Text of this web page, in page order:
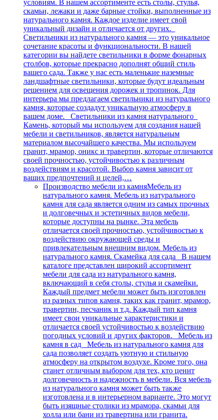
условиям. В нашем ассортименте есть столы, стулья,
скамьи, лежаки и даже барные стойки, выполненные из
натурального камня. Каждое изделие имеет свой
уникальный дизайн и отличается от других.
Светильники из натурального камня — это уникальное
сочетание красоты и функциональности. В нашей
категории вы найдете светильники в форме фонарных
столбов, которые прекрасно дополнят общий стиль
вашего сада. Также у нас есть маленькие наземные
ландшафтные светильники, которые будут идеальным
решением для освещения дорожек и тропинок. Для
интерьера мы предлагаем светильники из натурального
камня, которые создадут уникальную атмосферу в
вашем доме. Светильники из камня натурального
Камень, который мы используем для создания нашей
мебели и светильников, является натуральным
материалом высочайшего качества. Мы используем
гранит, мрамор, оникс и травертин, которые отличаются
своей прочностью, устойчивостью к различным
воздействиям и красотой. Выбор камня зависит от
ваших предпочтений и целей,…
Производство мебели из камняМебель из
натурального камня. Мебель из натурального
камня для сада является одним из самых прочных
и долговечных и эстетичных видов мебели,
которые доступны на рынке. Эта мебель
отличается своей прочностью, устойчивостью к
воздействию окружающей среды и
привлекательным внешним видом. Мебель из
натурального камня. Скамейка для сада В нашем
каталоге представлен широкий ассортимент
мебели для сада из натурального камня,
включающий в себя столы, стулья и скамейки.
Каждый предмет мебели может быть изготовлен
из разных типов камня, таких как гранит, мрамор,
травертин, песчаник и т.д. Каждый тип камня
имеет свои уникальные характеристики и
отличается своей устойчивостью к воздействию
погодных условий и других факторов. Мебель из
камня в сад Мебель из натурального камня для
сада позволяет создать уютную и стильную
атмосферу на открытом воздухе. Кроме того, она
станет отличным выбором для тех, кто ценит
долговечность и надежность в мебели. Вся мебель
из натурального камня может быть также
изготовлена и в интерьерном варианте. Это могут
быть изящные столики из мрамора, скамьи для
холла или бани из травертина или гранита.